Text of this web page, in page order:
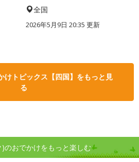
全国
2026年5月9日 20:35 更新
けトピックス【四国】をもっと見
る
のおでかけをもっと楽しむ